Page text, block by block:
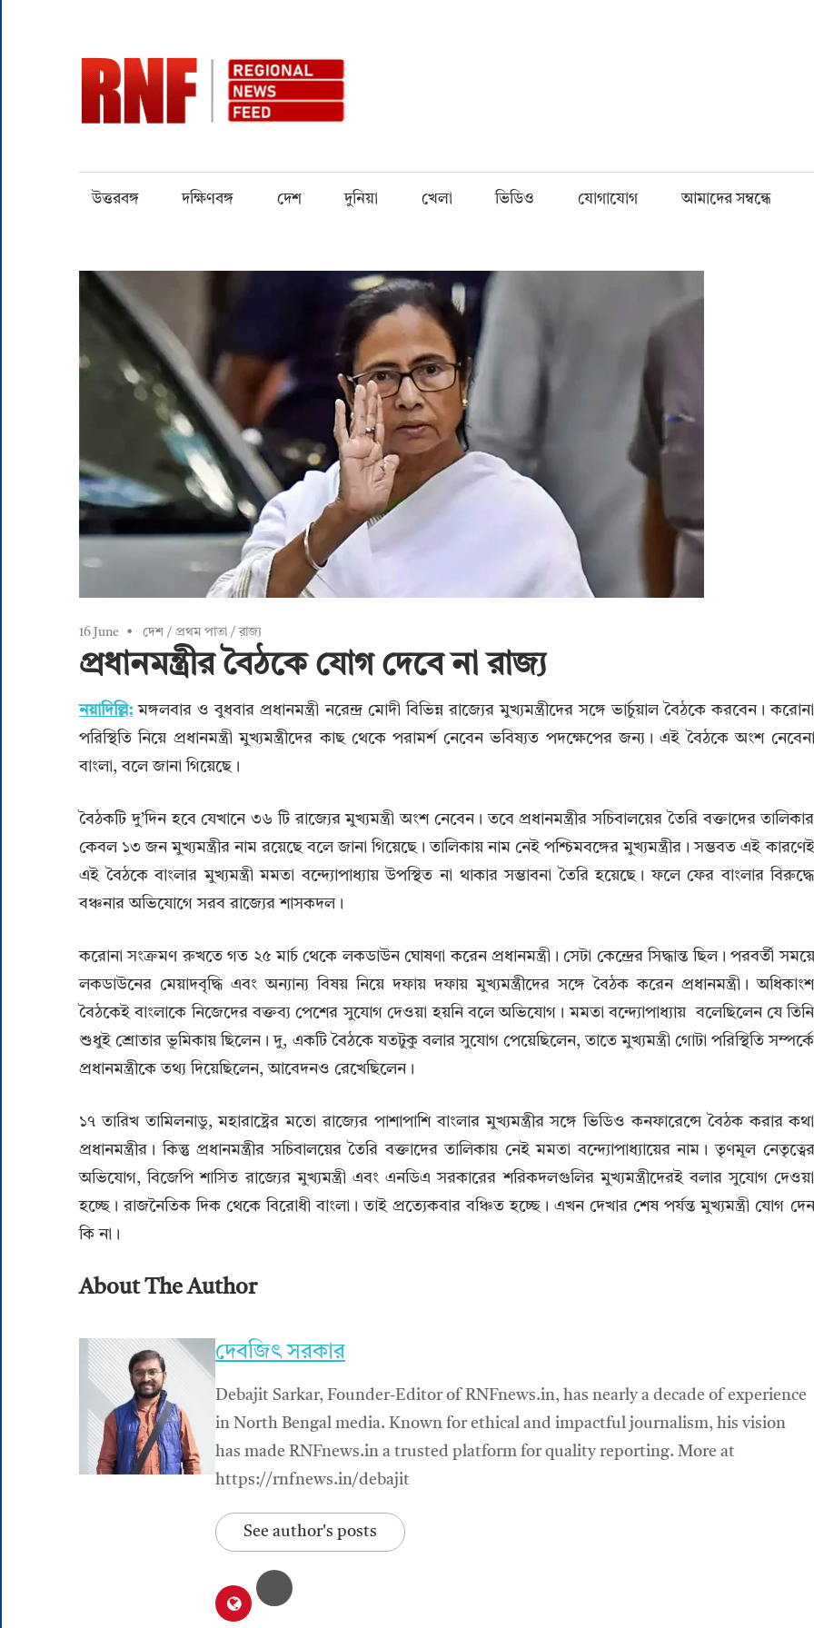
content
Quantity
উত্তরবঙ্গ দক্ষিণবঙ্গ দেশ দুনিয়া খেলা ভিডিও যোগাযোগ আমাদের সম্বন্ধে
16 June দেশ / প্রথম পাতা /রাজ্য
প্রধানমন্ত্রীর বৈঠকে যোগ দেবে না রাজ্য
নয়াদিল্লি: মঙ্গলবার ও বুধবার প্রধানমন্ত্রী নরেন্দ্র মোদী বিভিন্ন রাজ্যের মুখ্যমন্ত্রীদের সঙ্গে ভার্চুয়াল বৈঠকে করবেন। করোনা
পরিস্থিতি নিয়ে প্রধানমন্ত্রী মুখ্যমন্ত্রীদের কাছ থেকে পরামর্শ নেবেন ভবিষ্যত পদক্ষেপের জন্য। এই বৈঠকে অংশ নেবেনা
বাংলা, বলে জানা গিয়েছে।
বৈঠকটি দু’দিন হবে যেখানে ৩৬ টি রাজ্যের মুখ্যমন্ত্রী অংশ নেবেন। তবে প্রধানমন্ত্রীর সচিবালয়ের তৈরি বক্তাদের তালিকার
কেবল ১৩ জন মুখ্যমন্ত্রীর নাম রয়েছে বলে জানা গিয়েছে। তালিকায় নাম নেই পশ্চিমবঙ্গের মুখ্যমন্ত্রীর। সম্ভবত এই কারণেই
এই বৈঠকে বাংলার মুখ্যমন্ত্রী মমতা বন্দ্যোপাধ্যায় উপস্থিত না থাকার সম্ভাবনা তৈরি হয়েছে। ফলে ফের বাংলার বিরুদ্ধে
বঞ্চনার অভিযোগে সরব রাজ্যের শাসকদল।
করোনা সংক্রমণ রুখতে গত ২৫ মার্চ থেকে লকডাউন ঘোষণা করেন প্রধানমন্ত্রী। সেটা কেন্দ্রের সিদ্ধান্ত ছিল। পরবর্তী সময়ে
লকডাউনের মেয়াদবৃদ্ধি এবং অন্যান্য বিষয় নিয়ে দফায় দফায় মুখ্যমন্ত্রীদের সঙ্গে বৈঠক করেন প্রধানমন্ত্রী। অধিকাংশ
বৈঠকেই বাংলাকে নিজেদের বক্তব্য পেশের সুযোগ দেওয়া হয়নি বলে অভিযোগ। মমতা বন্দ্যোপাধ্যায় বলেছিলেন যে তিনি
শুধুই শ্রোতার ভূমিকায় ছিলেন। দু, একটি বৈঠকে যতটুকু বলার সুযোগ পেয়েছিলেন, তাতে মুখ্যমন্ত্রী গোটা পরিস্থিতি সম্পর্কে
প্রধানমন্ত্রীকে তথ্য দিয়েছিলেন, আবেদনও রেখেছিলেন।
১৭ তারিখ তামিলনাডু, মহারাষ্ট্রের মতো রাজ্যের পাশাপাশি বাংলার মুখ্যমন্ত্রীর সঙ্গে ভিডিও কনফারেন্সে বৈঠক করার কথা
প্রধানমন্ত্রীর। কিন্তু প্রধানমন্ত্রীর সচিবালয়ের তৈরি বক্তাদের তালিকায় নেই মমতা বন্দ্যোপাধ্যায়ের নাম। তৃণমূল নেতৃত্বের
অভিযোগ, বিজেপি শাসিত রাজ্যের মুখ্যমন্ত্রী এবং এনডিএ সরকারের শরিকদলগুলির মুখ্যমন্ত্রীদেরই বলার সুযোগ দেওয়া
হচ্ছে। রাজনৈতিক দিক থেকে বিরোধী বাংলা। তাই প্রত্যেকবার বঞ্চিত হচ্ছে। এখন দেখার শেষ পর্যন্ত মুখ্যমন্ত্রী যোগ দেন
কি না।
About The Author
দেবজিৎ সরকার
Debajit Sarkar, Founder-Editor of RNFnews.in, has nearly a decade of experience
in North Bengal media. Known for ethical and impactful journalism, his vision
has made RNFnews.in a trusted platform for quality reporting. More at
https://rnfnews.in/debajit
See author's posts